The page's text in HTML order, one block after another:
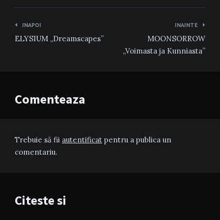
Navigare
în
INAPOI
ELYSIUM „Dreamscapes”
INAINTE
MOONSORROW
„Voimasta ja Kunniasta”
Comenteaza
Trebuie să fii autentificat pentru a publica un
comentariu.
Citeste si